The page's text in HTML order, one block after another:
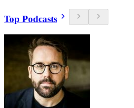
Top Podcasts